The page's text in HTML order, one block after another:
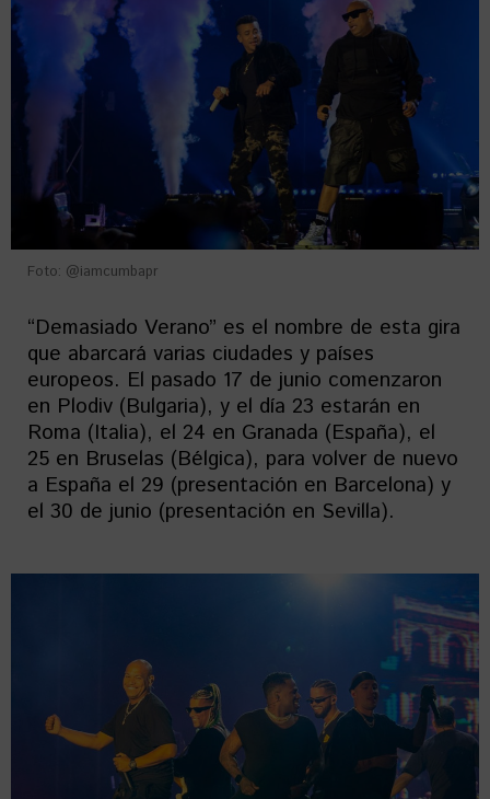
Foto: @iamcumbapr
“Demasiado Verano” es el nombre de esta gira
que abarcará varias ciudades y países
europeos. El pasado 17 de junio comenzaron
en Plodiv (Bulgaria), y el día 23 estarán en
Roma (Italia), el 24 en Granada (España), el
25 en Bruselas (Bélgica), para volver de nuevo
a España el 29 (presentación en Barcelona) y
el 30 de junio (presentación en Sevilla).